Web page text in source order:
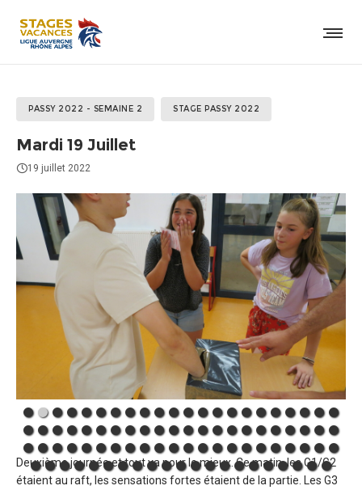
PASSY 2022 - SEMAINE 2 STAGE PASSY 2022
Mardi 19 Juillet
19 juillet 2022
Deuxième journée et tout va pour le mieux. Ce matin, les G1/G2
étaient au raft, les sensations fortes étaient de la partie. Les G3